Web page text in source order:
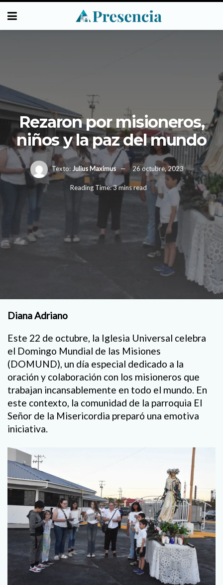
Rezaron por misioneros,
niños y la paz del mundo
Texto: Julius Maximus 26 octubre, 2023
Reading Time: 3 mins read
Diana Adriano
Este 22 de octubre, la Iglesia Universal celebra
el Domingo Mundial de las Misiones
(DOMUND), un día especial dedicado a la
oración y colaboración con los misioneros que
trabajan incansablemente en todo el mundo. En
este contexto, la comunidad de la parroquia El
Señor de la Misericordia preparó una emotiva
iniciativa.